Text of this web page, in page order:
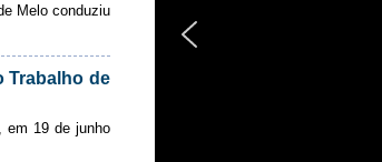
Melo conduziu
Trabalho de
em 19 de junho